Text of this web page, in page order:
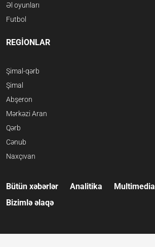
Əl oyunları
Futbol
REGİONLAR
Şimal-qərb
Şimal
Abşeron
Mərkəzi Aran
Qərb
Cənub
Naxçıvan
Bütün xəbərlər Analitika Multimedia
Bizimlə əlaqə